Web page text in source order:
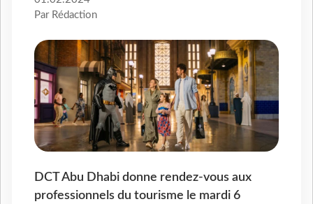
Par Rédaction
DCT Abu Dhabi donne rendez-vous aux
professionnels du tourisme le mardi 6